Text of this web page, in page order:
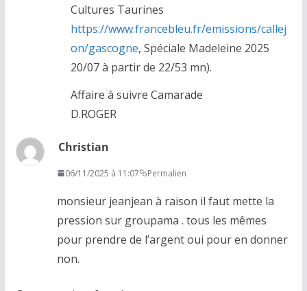
Cultures Taurines
https://www.francebleu.fr/emissions/callej
on/gascogne, Spéciale Madeleine 2025
20/07 à partir de 22/53 mn).
Affaire à suivre Camarade
D.ROGER
Christian
06/11/2025 à 11:07 Permalien
monsieur jeanjean à raison il faut mette la
pression sur groupama . tous les mêmes
pour prendre de l’argent oui pour en donner
non.